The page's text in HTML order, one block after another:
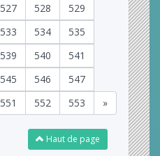
527 528
529
533 534
535
539 540
541
545 546
547
551 552 553 »
Haut de page